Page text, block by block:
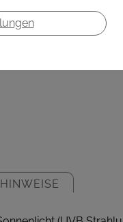
HINWEISE